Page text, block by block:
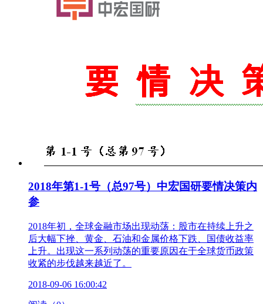
2018年第1-1号（总97号）中宏国研要情决策内
参
2018年初，全球金融市场出现动荡：股市在持续上升之
后大幅下挫、黄金、石油和金属价格下跌、国债收益率
上升。出现这一系列动荡的重要原因在于全球货币政策
收紧的步伐越来越近了。
2018-09-06 16:00:42